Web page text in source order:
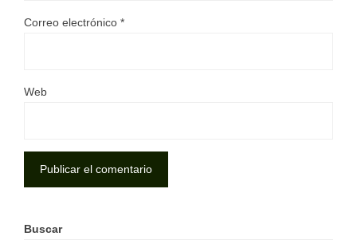
Correo electrónico *
Web
Buscar